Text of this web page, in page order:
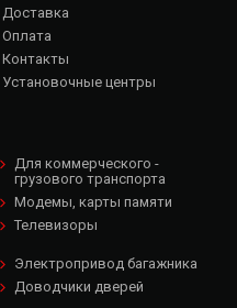
Доставка
Оплата
Контакты
Установочные центры
Для коммерческого -
грузового транспорта
Модемы, карты памяти
Телевизоры
Электропривод багажника
Доводчики дверей